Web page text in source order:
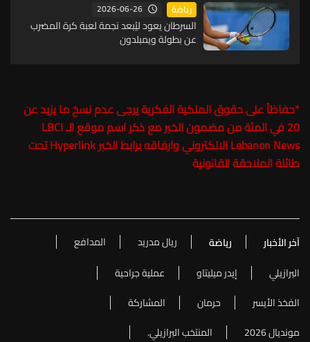
رياضة 2026-06-26
السرطان يعود ليُبعد نجمة لعبة كرة المضرب
عن بطولة ويمبلدون
*حفاظاً على حقوق الملكية الفكرية يرجى عدم نسخ ما يزيد عن
20 في المئة من مضمون الخبر مع ذكر اسم موقع الـ
LBCI
Lebanon News
الالكتروني وارفاقه برابط الخبر Hyperlink تحت
طائلة الملاحقة القانونية
آخر الأخبار رياضة ريال مدريد
المدافع
البرازيلي
إيدر ميليتاو
عملية جراحية
الفخذ الأيسر
حرمان
المشاركة
مونديال 2026
المنتخب البرازيلي.